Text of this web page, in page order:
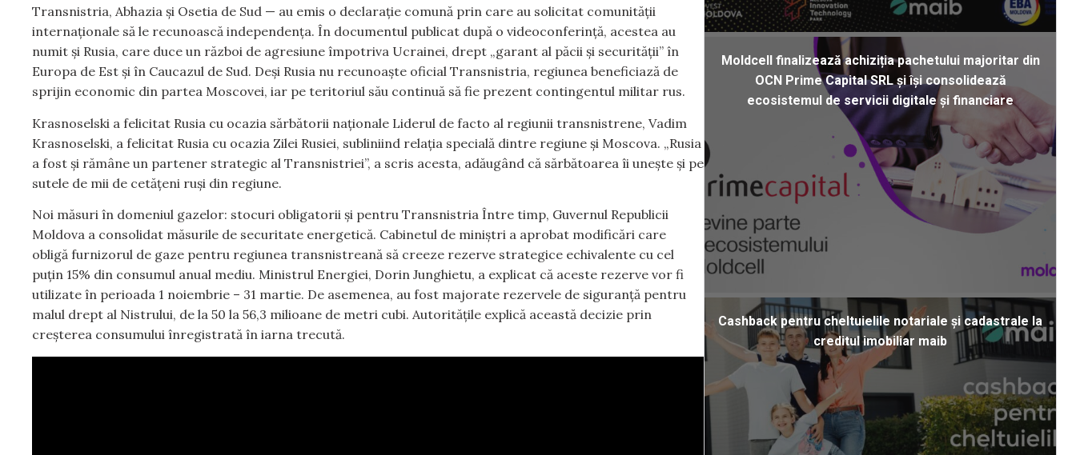
Transnistria, Abhazia și Osetia de Sud — au emis o declarație comună prin care au solicitat comunității
internaționale să le recunoască independența. În documentul publicat după o videoconferință, acestea au
numit și Rusia, care duce un război de agresiune împotriva Ucrainei, drept „garant al păcii și securității” în
Europa de Est și în Caucazul de Sud. Deși Rusia nu recunoaște oficial Transnistria, regiunea beneficiază de
sprijin economic din partea Moscovei, iar pe teritoriul său continuă să fie prezent contingentul militar rus.
Krasnoselski a felicitat Rusia cu ocazia sărbătorii naționale Liderul de facto al regiunii transnistrene, Vadim
Krasnoselski, a felicitat Rusia cu ocazia Zilei Rusiei, subliniind relația specială dintre regiune și Moscova. „Rusia
a fost și rămâne un partener strategic al Transnistriei”, a scris acesta, adăugând că sărbătoarea îi unește și pe
sutele de mii de cetățeni ruși din regiune.
Noi măsuri în domeniul gazelor: stocuri obligatorii și pentru Transnistria Între timp, Guvernul Republicii
Moldova a consolidat măsurile de securitate energetică. Cabinetul de miniștri a aprobat modificări care
obligă furnizorul de gaze pentru regiunea transnistreană să creeze rezerve strategice echivalente cu cel
puțin 15% din consumul anual mediu. Ministrul Energiei, Dorin Junghietu, a explicat că aceste rezerve vor fi
utilizate în perioada 1 noiembrie – 31 martie. De asemenea, au fost majorate rezervele de siguranță pentru
malul drept al Nistrului, de la 50 la 56,3 milioane de metri cubi. Autoritățile explică această decizie prin
creșterea consumului înregistrată în iarna trecută.
Moldcell finalizează achiziția pachetului majoritar din
OCN Prime Capital SRL și își consolidează
ecosistemul de servicii digitale și financiare
Cashback pentru cheltuielile notariale și cadastrale la
creditul imobiliar maib